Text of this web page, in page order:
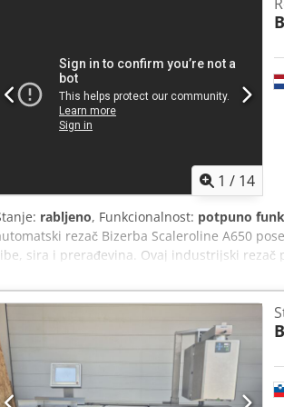
1 / 14
rabljeno, Funkcionalnost: potpuno
rezač Bizerba Scaleroline A650
sira i prerađevina. Ovaj industrijski rezač
za tvrtke srednje i velike veličine koje se bave
proizvodi se mogu narezati na
mogu se rezati bez prethodnog
ima prostrani sustav za dovod
različite proizvode brzinom do 300
omogućuje korisnicima
zamjena proizvoda. Stroj se može